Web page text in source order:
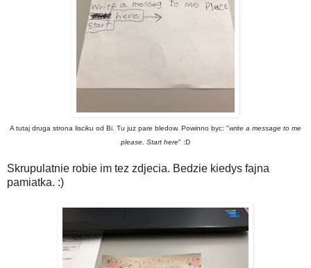
A tutaj druga strona lisciku od Bi. Tu juz pare bledow. Powinno byc: "write a message to me
please. Start here" :D
Skrupulatnie robie im tez zdjecia. Bedzie kiedys fajna
pamiatka. :)